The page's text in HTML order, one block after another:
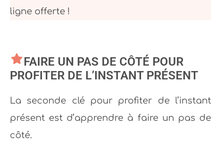
ligne offerte !
FAIRE UN PAS DE CÔTÉ POUR
PROFITER DE L’INSTANT PRÉSENT
La seconde clé pour profiter de l’instant
présent est d’apprendre à faire un pas de
côté.